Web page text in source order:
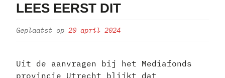
LEES EERST DIT
Geplaatst op 20 april 2024
Uit de aanvragen bij het Mediafonds
provincie Utrecht blijkt dat